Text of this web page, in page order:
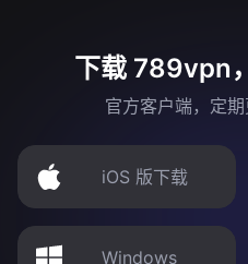
下载 789vpn
官方客户端，定期
iOS 版下载
Windows